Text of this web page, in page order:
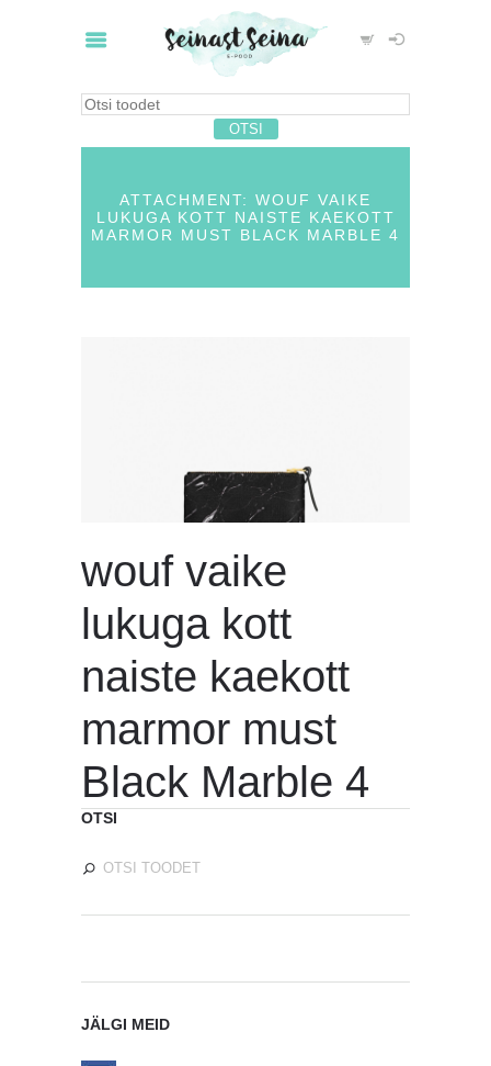
ATTACHMENT: WOUF VAIKE
LUKUGA KOTT NAISTE KAEKOTT
MARMOR MUST BLACK MARBLE 4
wouf vaike
lukuga kott
naiste kaekott
marmor must
Black Marble 4
OTSI
JÄLGI MEID